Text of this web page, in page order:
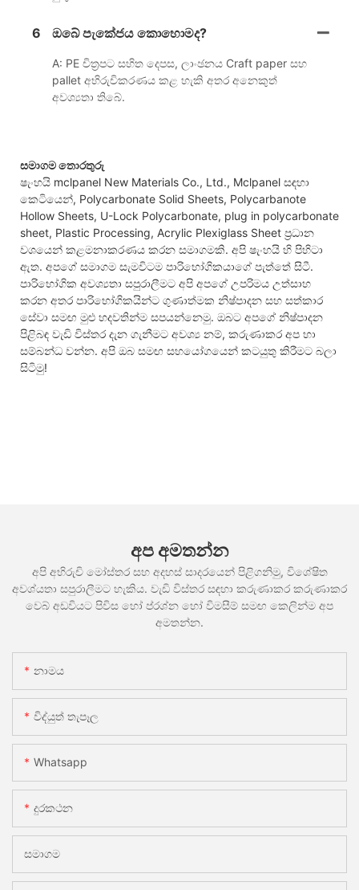
6 ඔබේ පැකේජය කොහොමද?
A: PE චිත්‍රපට සහිත දෙපස, ​​ලාංඡනය Craft paper සහ
pallet අභිරුචිකරණය කළ හැකි අතර අනෙකුත්
අවශ්‍යතා තිබේ.
සමාගම තොරතුරු
ෂැංහයි mclpanel New Materials Co., Ltd., Mclpanel සඳහා
කෙටියෙන්, Polycarbonate Solid Sheets, Polycarbanote
Hollow Sheets, U-Lock Polycarbonate, plug in polycarbonate
sheet, Plastic Processing, Acrylic Plexiglass Sheet ප්‍රධාන
වශයෙන් කළමනාකරණය කරන සමාගමකි. අපි ෂැංහයි හි පිහිටා
ඇත. අපගේ සමාගම සැමවිටම පාරිභෝගිකයාගේ පැත්තේ සිටී.
පාරිභෝගික අවශ්‍යතා සපුරාලීමට අපි අපගේ උපරිමය උත්සාහ
කරන අතර පාරිභෝගිකයින්ට ගුණාත්මක නිෂ්පාදන සහ සත්කාර
සේවා සමඟ මුළු හදවතින්ම සපයන්නෙමු. ඔබට අපගේ නිෂ්පාදන
පිළිබඳ වැඩි විස්තර දැන ගැනීමට අවශ්‍ය නම්, කරුණාකර අප හා
සම්බන්ධ වන්න. අපි ඔබ සමඟ සහයෝගයෙන් කටයුතු කිරීමට බලා
සිටිමු!
අප අමතන්න
අපි අභිරුචි මෝස්තර සහ අදහස් සාදරයෙන් පිළිගනිමු, විශේෂිත
අවශ්යතා සපුරාලීමට හැකිය. වැඩි විස්තර සඳහා කරුණාකර කරුණාකර
වෙබ් අඩවියට පිවිස හෝ ප්රශ්න හෝ විමසීම් සමඟ කෙලින්ම අප
අමතන්න.
නාමය
විද්යුත් තැපෑල
Whatsapp
දුරකථන
සමාගම